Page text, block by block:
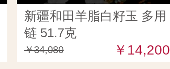
新疆和田羊脂白籽玉 多用
链 51.7克
￥34,080 ￥14,200